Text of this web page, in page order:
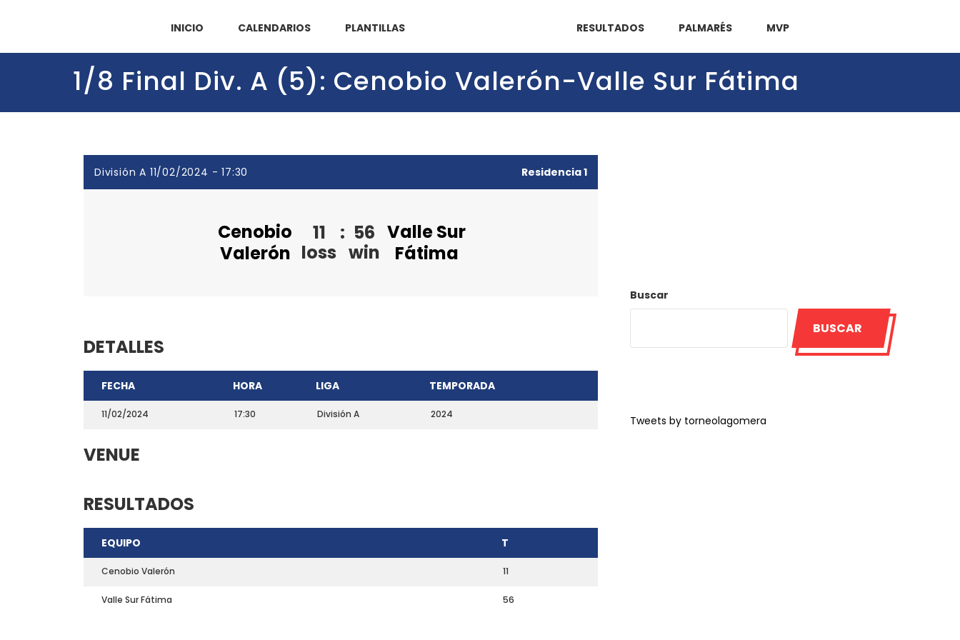
INICIO CALENDARIOS PLANTILLAS RESULTADOS PALMARÉS MVP
1/8 Final Div. A (5): Cenobio Valerón-Valle Sur Fátima
División A 11/02/2024 - 17:30 Residencia 1
Cenobio
Valerón
11
loss
: 56
win
Valle Sur
Fátima
DETALLES
FECHA HORA LIGA TEMPORADA
11/02/2024 17:30 División A 2024
VENUE
RESULTADOS
EQUIPO T
Cenobio Valerón 11
Valle Sur Fátima 56
Buscar
BUSCAR
Tweets by torneolagomera
Teléfono: 661703772
Email:direccion@marchadeportiva.com
San Sebastián de La Gomera